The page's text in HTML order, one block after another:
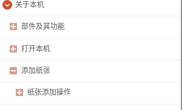
关于本机
部件及其功能
打开本机
添加纸张
纸张添加操作